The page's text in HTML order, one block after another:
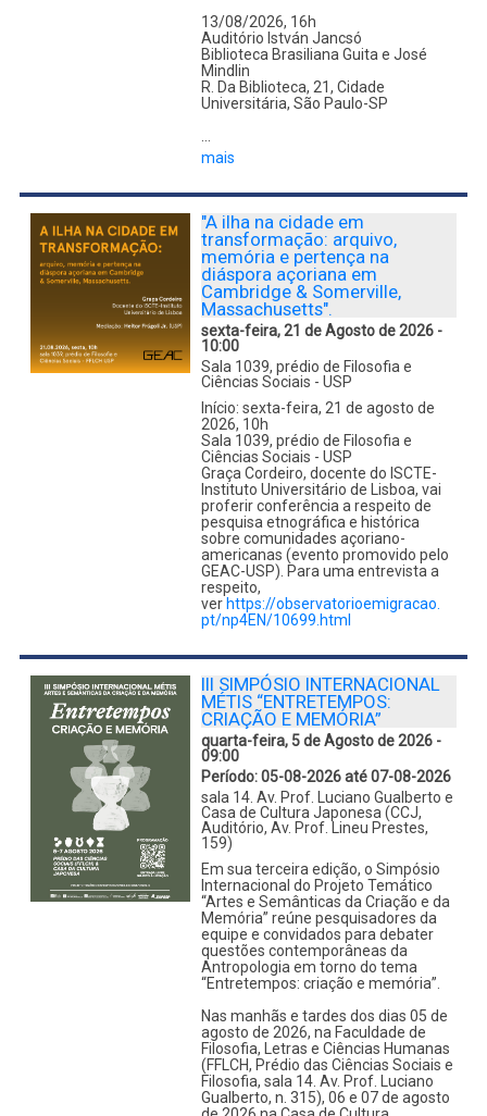
13/08/2026, 16h
Auditório István Jancsó
Biblioteca Brasiliana Guita e José
Mindlin
R. Da Biblioteca, 21, Cidade
Universitária, São Paulo-SP
mais
"A ilha na cidade em
transformação: arquivo,
memória e pertença na
diáspora açoriana em
Cambridge & Somerville,
Massachusetts".
sexta-feira, 21 de Agosto de 2026 -
10:00
Sala 1039, prédio de Filosofia e
Ciências Sociais - USP
Início: sexta-feira, 21 de agosto de
2026, 10h
Sala 1039, prédio de Filosofia e
Ciências Sociais - USP
Graça Cordeiro, docente do ISCTE-
Instituto Universitário de Lisboa, vai
proferir conferência a respeito de
pesquisa etnográfica e histórica
sobre comunidades açoriano-
americanas (evento promovido pelo
GEAC-USP). Para uma entrevista a
respeito,
ver https://observatorioemigracao.
pt/np4EN/10699.html
III SIMPÓSIO INTERNACIONAL
MÉTIS “ENTRETEMPOS:
CRIAÇÃO E MEMÓRIA”
quarta-feira, 5 de Agosto de 2026 -
09:00
Período:05-08-2026 até 07-08-2026
sala 14. Av. Prof. Luciano Gualberto e
Casa de Cultura Japonesa (CCJ,
Auditório, Av. Prof. Lineu Prestes,
159)
Em sua terceira edição, o Simpósio
Internacional do Projeto Temático
“Artes e Semânticas da Criação e da
Memória” reúne pesquisadores da
equipe e convidados para debater
questões contemporâneas da
Antropologia em torno do tema
“Entretempos: criação e memória”.
Nas manhãs e tardes dos dias 05 de
agosto de 2026, na Faculdade de
Filosofia, Letras e Ciências Humanas
(FFLCH, Prédio das Ciências Sociais e
Filosofia, sala 14. Av. Prof. Luciano
Gualberto, n. 315), 06 e 07 de agosto